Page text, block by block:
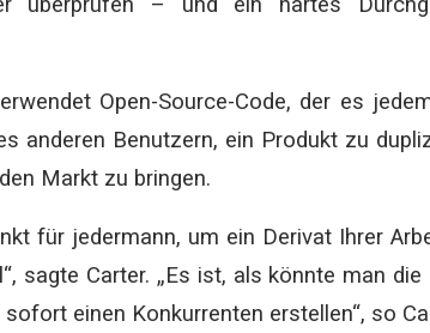
Open-Source-Code, der es
anderen Benutzern, ein Produkt zu
Markt zu bringen.
für jedermann, um ein Derivat Ihrer
sagte Carter. „Es ist, als könnte man
einen Konkurrenten erstellen“, so